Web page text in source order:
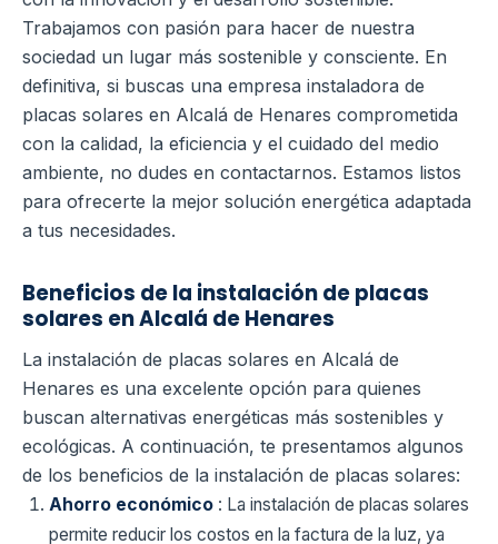
Trabajamos con pasión para hacer de nuestra
sociedad un lugar más sostenible y consciente. En
definitiva, si buscas una empresa instaladora de
placas solares en Alcalá de Henares comprometida
con la calidad, la eficiencia y el cuidado del medio
ambiente, no dudes en contactarnos. Estamos listos
para ofrecerte la mejor solución energética adaptada
a tus necesidades.
Beneficios de la instalación de placas
solares en Alcalá de Henares
La instalación de placas solares en Alcalá de
Henares es una excelente opción para quienes
buscan alternativas energéticas más sostenibles y
ecológicas. A continuación, te presentamos algunos
de los beneficios de la instalación de placas solares:
Ahorro económico : La instalación de placas solares
permite reducir los costos en la factura de la luz, ya